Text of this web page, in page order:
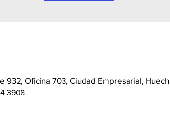
932, Oficina 703, Ciudad Empresarial,
3908